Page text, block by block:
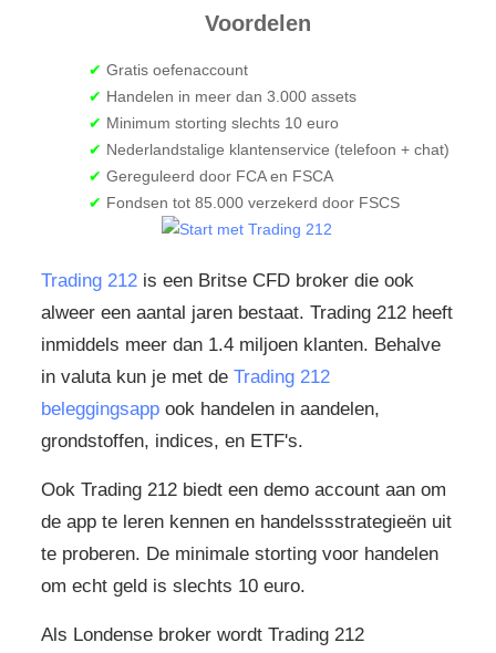
Voordelen
✔Gratis oefenaccount
✔ Handelen in meer dan 3.000 assets
✔ Minimum storting slechts 10 euro
✔ Nederlandstalige klantenservice (telefoon + chat)
✔Gereguleerd door FCA en FSCA
✔ Fondsen tot 85.000 verzekerd door FSCS
Trading 212is een Britse CFD broker die ook
alweer een aantal jaren bestaat. Trading 212 heeft
inmiddels meer dan 1.4 miljoen klanten. Behalve
in valuta kun je met de Trading 212
beleggingsappook handelen in aandelen,
grondstoffen, indices, en ETF's.
Ook Trading 212 biedt een demo account aan om
de app te leren kennen en handelssstrategieën uit
te proberen. De minimale storting voor handelen
om echt geld is slechts 10 euro.
Als Londense broker wordt Trading 212